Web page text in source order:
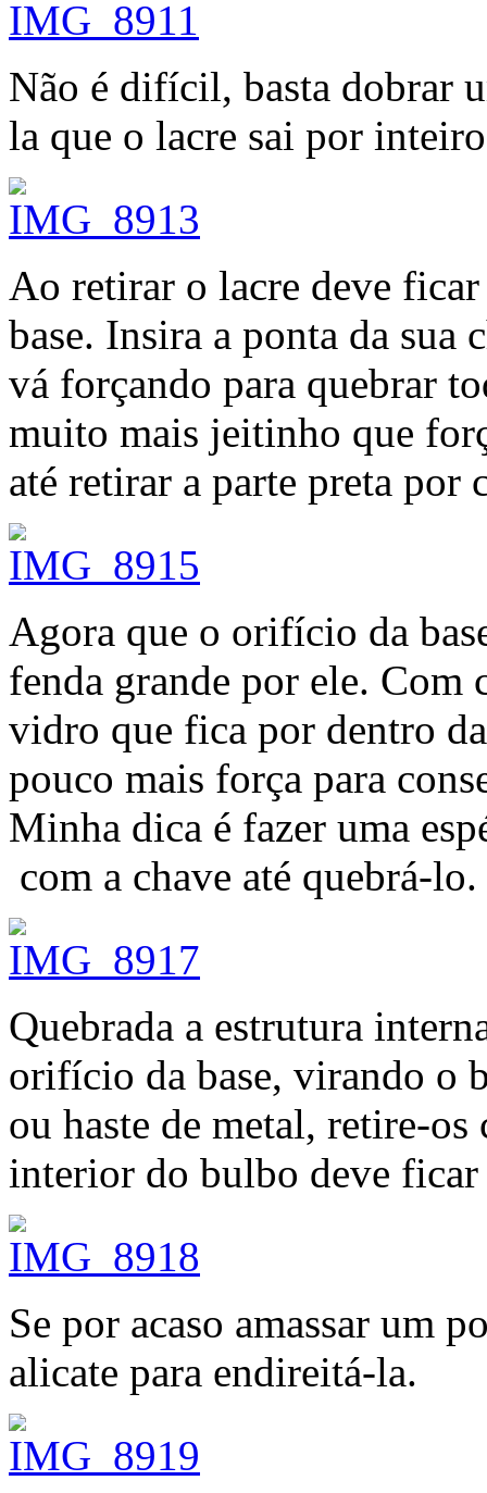
Não é difícil, basta dobrar
la que o lacre sai por
Ao retirar o lacre deve
base. Insira a ponta da sua
vá forçando para quebrar
muito mais jeitinho que
até retirar a parte preta por
Agora que o orifício da
fenda grande por ele. Com
vidro que fica por dentro
pouco mais força para
Minha dica é fazer uma
com a chave até quebrá-lo.
Quebrada a estrutura
orifício da base, virando o
ou haste de metal, retire-
interior do bulbo deve
Se por acaso amassar um
alicate para endireitá-la.